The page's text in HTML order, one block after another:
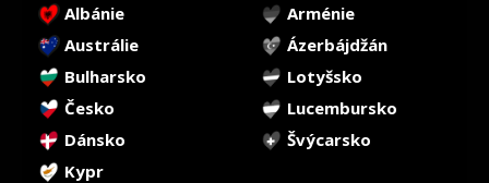
Albánie
Arménie
Austrálie
Ázerbájdžán
Bulharsko
Lotyšsko
Česko
Lucembursko
Dánsko
Švýcarsko
Kypr